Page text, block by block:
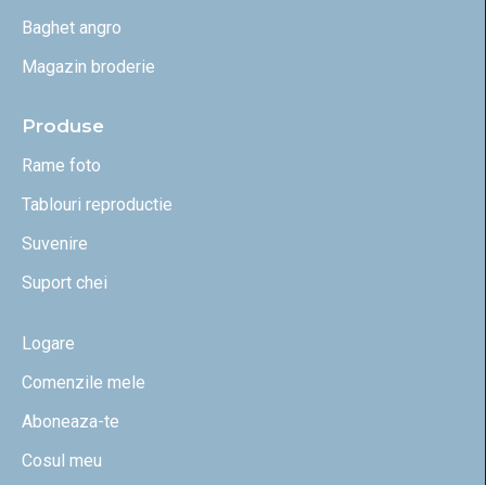
Baghet angro
Magazin broderie
Produse
Rame foto
Tablouri reproductie
Suvenire
Suport chei
Logare
Comenzile mele
Aboneaza-te
Cosul meu